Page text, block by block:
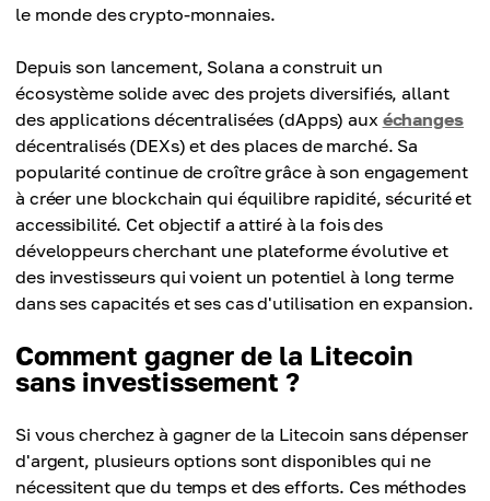
le monde des crypto-monnaies.
Depuis son lancement, Solana a construit un
écosystème solide avec des projets diversifiés, allant
des applications décentralisées (dApps) aux échanges
décentralisés (DEXs) et des places de marché. Sa
popularité continue de croître grâce à son engagement
à créer une blockchain qui équilibre rapidité, sécurité et
accessibilité. Cet objectif a attiré à la fois des
développeurs cherchant une plateforme évolutive et
des investisseurs qui voient un potentiel à long terme
dans ses capacités et ses cas d'utilisation en expansion.
Comment gagner de la Litecoin
sans investissement ?
Si vous cherchez à gagner de la Litecoin sans dépenser
d'argent, plusieurs options sont disponibles qui ne
nécessitent que du temps et des efforts. Ces méthodes